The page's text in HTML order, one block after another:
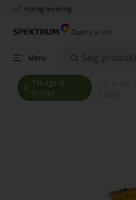
Hurtig levering
Menu
Tilbage til
forrige